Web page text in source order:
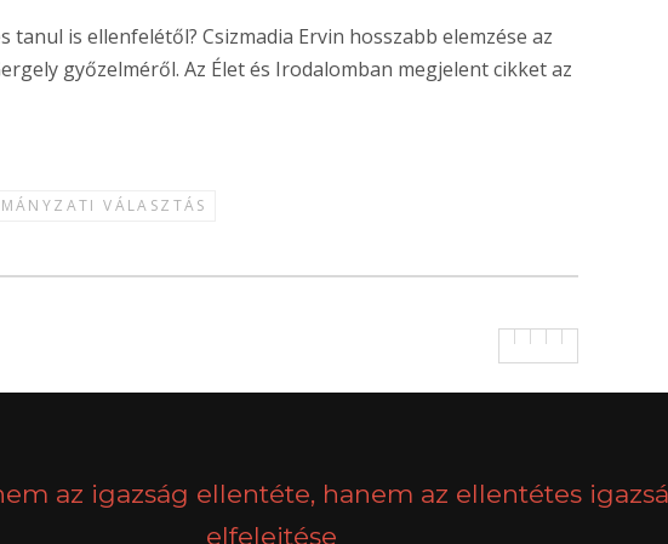
is ellenfelétől? Csizmadia Ervin hosszabb elemzése az
győzelméről. Az Élet és Irodalomban megjelent cikket az
VÁLASZTÁS
az igazság ellentéte, hanem az ellentétes
elfelejtése